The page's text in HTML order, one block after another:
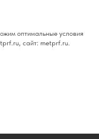
оптимальные условия
сайт: metprf.ru.